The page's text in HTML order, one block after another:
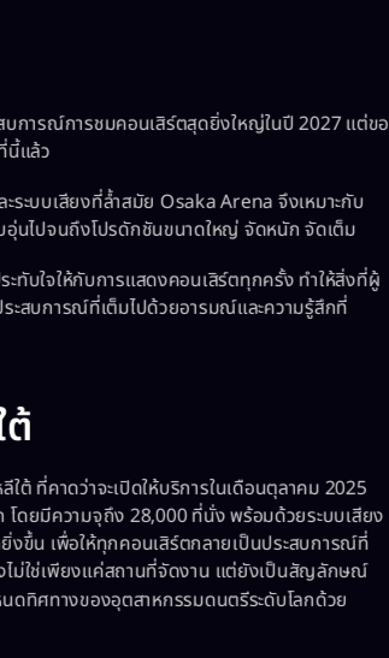
บการณ์การชมคอนเสิร์ตสุดยิ่งใหญ่ในปี 2027 แต่ขอ
นี้แล้ว
ระบบเสียงที่ล้ำสมัย Osaka Arena จึงเหมาะกับ
นไปจนถึงโปรดักชันขนาดใหญ่ จัดหนัก จัดเต็ม
ทับใจให้กับการแสดงคอนเสิร์ตทุกครั้ง ทำให้สิ่งที่ผู้
ะสบการณ์ที่เต็มไปด้วยอารมณ์และความรู้สึกที่
ต้ ที่คาดว่าจะเปิดให้บริการในเดือนตุลาคม 2025
ดยมีความจุถึง 28,000 ที่นั่ง พร้อมด้วยระบบเสียง
งขึ้น เพื่อให้ทุกคอนเสิร์ตกลายเป็นประสบการณ์ที่
ม่ใช่เพียงแค่สถานที่จัดงาน แต่ยังเป็นสัญลักษณ์
ทิศทางของอุตสาหกรรมดนตรีระดับโลกด้วย